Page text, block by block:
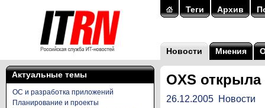
Теги Архив
Новости Мнения
Актуальные темы
ОС и разработка приложений
Планирование и проекты
OXS открыла
26.12.2005 Новости